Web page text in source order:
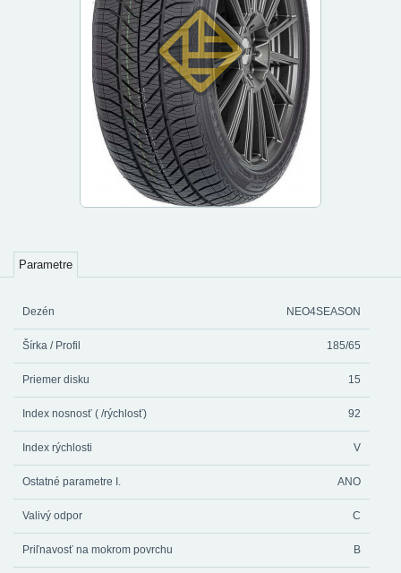
Parametre
Dezén NEO4SEASON
Šírka / Profil 185/65
Priemer disku 15
Index nosnosť ( /rýchlosť) 92
Index rýchlosti V
Ostatné parametre I. ANO
Valivý odpor C
Priľnavosť na mokrom povrchu B